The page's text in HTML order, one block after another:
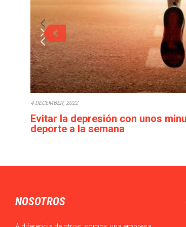
4 DECEMBER, 2022
Evitar la depresión con unos
deporte a la semana
NOSOTROS